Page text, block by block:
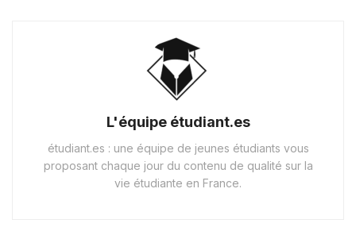
L'équipe étudiant.es
étudiant.es : une équipe de jeunes étudiants vous
proposant chaque jour du contenu de qualité sur la
vie étudiante en France.